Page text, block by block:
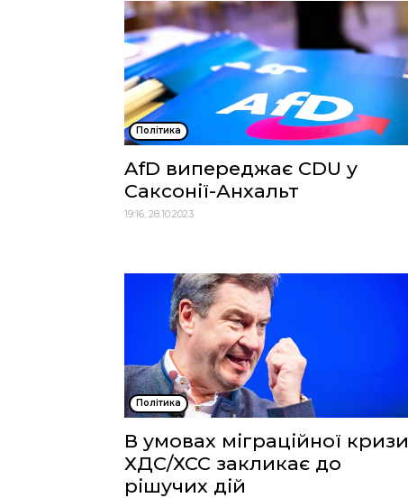
Політика
AfD випереджає CDU у
Саксонії-Анхальт
19:16, 28.10.2023
Політика
В умовах міграційної кризи
ХДС/ХСС закликає до
рішучих дій